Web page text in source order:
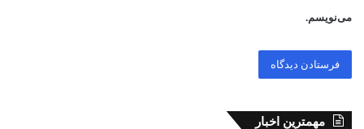
می‌نویسم.
مهمترین اخبار